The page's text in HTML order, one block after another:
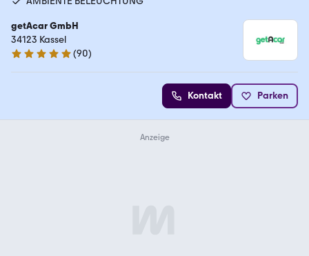
getAcar GmbH
34123 Kassel
4.9 Sterne
(90)
Kontakt Parken